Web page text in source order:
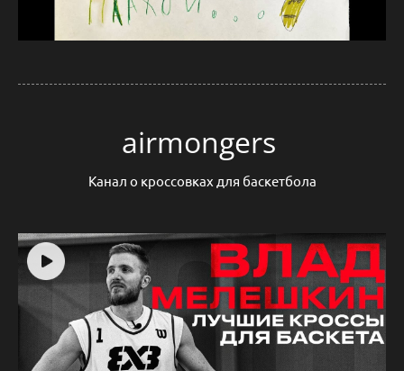
airmongers
Канал о кроссовках для баскетбола